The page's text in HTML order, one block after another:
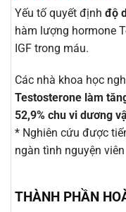
Yếu tố quyết định độ
hàm lượng hormone
IGF trong máu.
Các nhà khoa học
Testosterone làm
52,9% chu vi dương
* Nghiên cứu được
ngàn tình nguyện viên
THÀNH PHẦN